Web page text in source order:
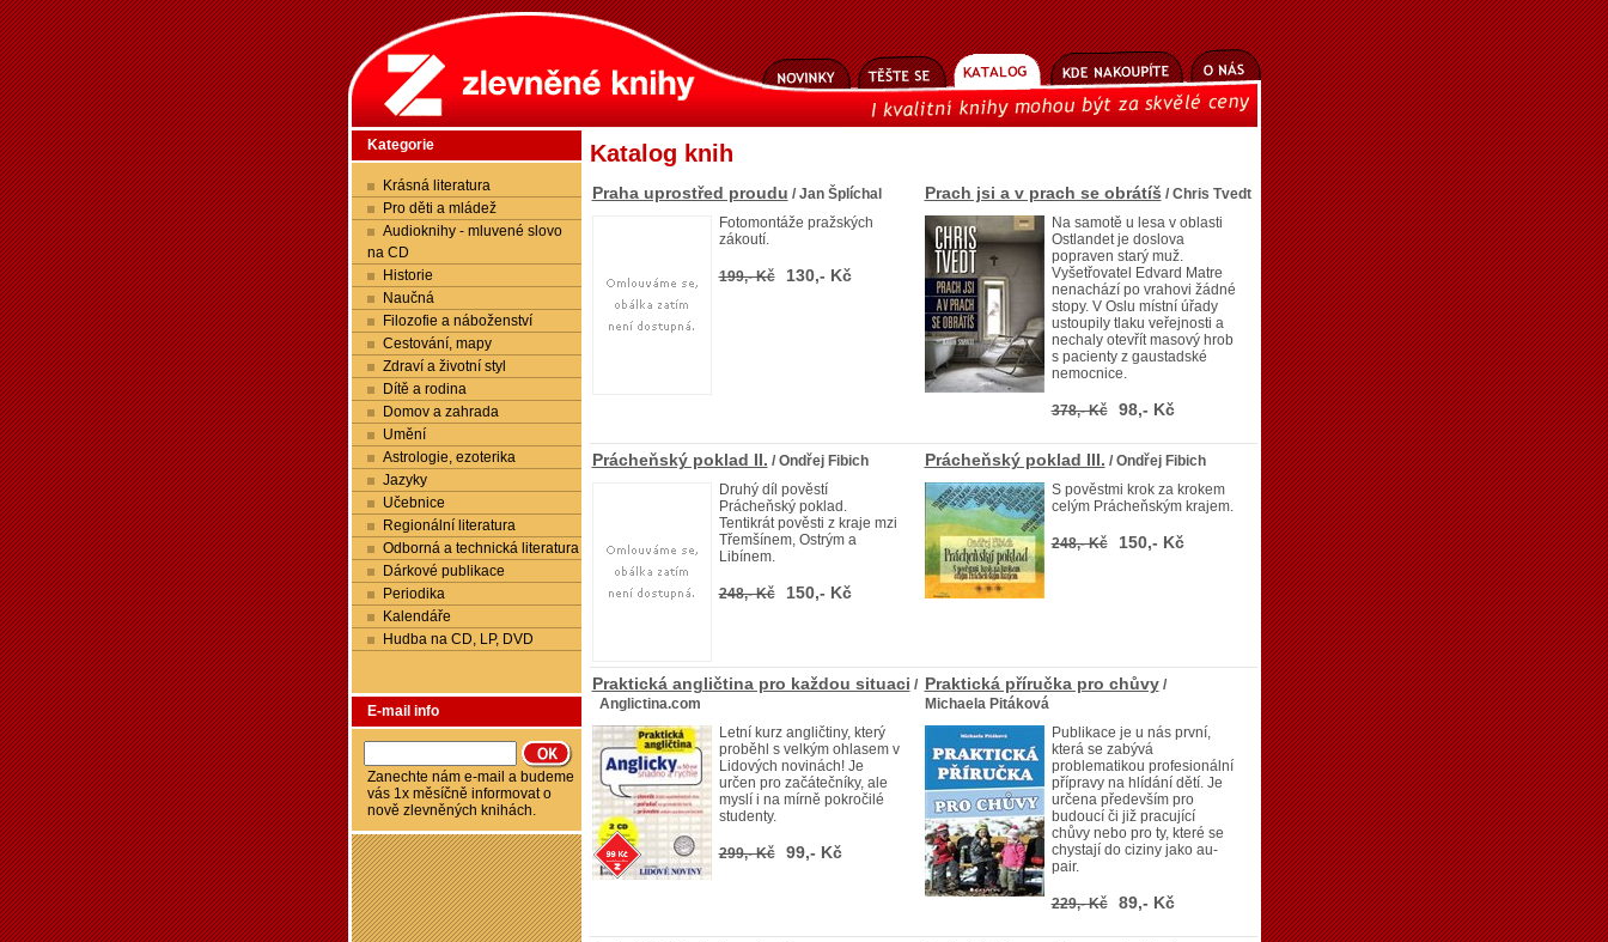
Kategorie
Krásná literatura
Pro děti a mládež
Audioknihy - mluvené slovo
na CD
Historie
Naučná
Filozofie a náboženství
Cestování, mapy
Zdraví a životní styl
Dítě a rodina
Domov a zahrada
Umění
Astrologie, ezoterika
Jazyky
Učebnice
Regionální literatura
Odborná a technická literatura
Dárkové publikace
Periodika
Kalendáře
Hudba na CD, LP, DVD
E-mail info
Zanechte nám e-mail a budeme
vás 1x měsíčně informovat o
nově zlevněných knihách.
Katalog knih
Praha uprostřed proudu / Jan Šplíchal
Fotomontáže pražských
zákoutí.
199,- Kč 130,- Kč
Prach jsi a v prach se obrátíš / Chris Tvedt
Na samotě u lesa v oblasti
Ostlandet je doslova
popraven starý muž.
Vyšetřovatel Edvard Matre
nenachází po vrahovi žádné
stopy. V Oslu místní úřady
ustoupily tlaku veřejnosti a
nechaly otevřít masový hrob
s pacienty z gaustadské
nemocnice.
378,- Kč 98,- Kč
Prácheňský poklad II. / Ondřej Fibich
Druhý díl pověstí
Prácheňský poklad.
Tentikrát pověsti z kraje mzi
Třemšínem, Ostrým a
Libínem.
248,- Kč 150,- Kč
Prácheňský poklad III. / Ondřej Fibich
S pověstmi krok za krokem
celým Prácheňským krajem.
248,- Kč 150,- Kč
Praktická angličtina pro každou situaci /
Anglictina.com
Letní kurz angličtiny, který
proběhl s velkým ohlasem v
Lidových novinách! Je
určen pro začátečníky, ale
myslí i na mírně pokročilé
studenty.
299,- Kč 99,- Kč
Praktická příručka pro chůvy/
Michaela Pitáková
Publikace je u nás první,
která se zabývá
problematikou profesionální
přípravy na hlídání dětí. Je
určena především pro
budoucí či již pracující
chůvy nebo pro ty, které se
chystají do ciziny jako au-
pair.
229,- Kč 89,- Kč